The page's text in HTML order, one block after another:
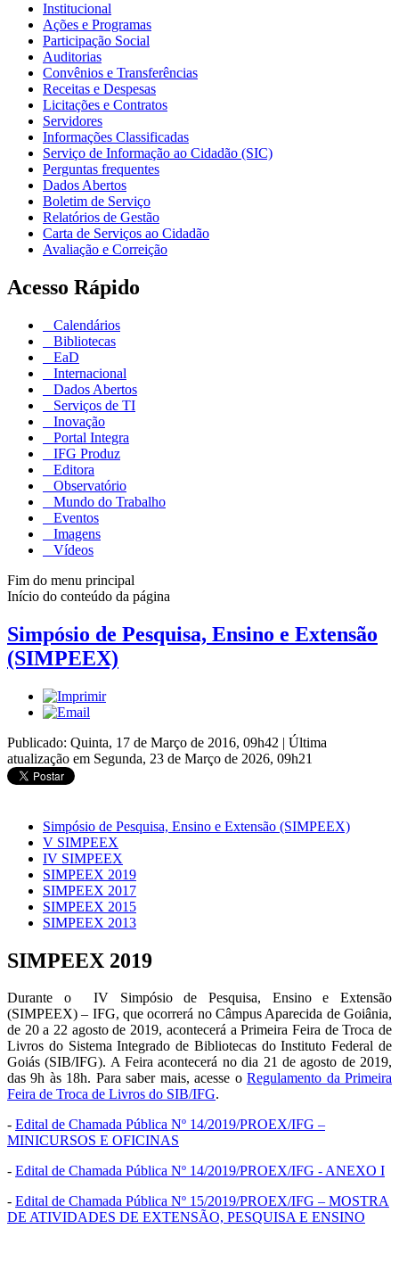
Institucional
Ações e Programas
Participação Social
Auditorias
Convênios e Transferências
Receitas e Despesas
Licitações e Contratos
Servidores
Informações Classificadas
Serviço de Informação ao Cidadão (SIC)
Perguntas frequentes
Dados Abertos
Boletim de Serviço
Relatórios de Gestão
Carta de Serviços ao Cidadão
Avaliação e Correição
Acesso Rápido
Calendários
Bibliotecas
EaD
Internacional
Dados Abertos
Serviços de TI
Inovação
Portal Integra
IFG Produz
Editora
Observatório
Mundo do Trabalho
Eventos
Imagens
Vídeos
Fim do menu principal
Início do conteúdo da página
Simpósio de Pesquisa, Ensino e Extensão
(SIMPEEX)
Publicado: Quinta, 17 de Março de 2016, 09h42 | Última
atualização em Segunda, 23 de Março de 2026, 09h21
Simpósio de Pesquisa, Ensino e Extensão (SIMPEEX)
V SIMPEEX
IV SIMPEEX
SIMPEEX 2019
SIMPEEX 2017
SIMPEEX 2015
SIMPEEX 2013
SIMPEEX 2019
Durante o IV Simpósio de Pesquisa, Ensino e Extensão
(SIMPEEX) – IFG, que ocorrerá no Câmpus Aparecida de Goiânia,
de 20 a 22 agosto de 2019, acontecerá a Primeira Feira de Troca de
Livros do Sistema Integrado de Bibliotecas do Instituto Federal de
Goiás (SIB/IFG). A Feira acontecerá no dia 21 de agosto de 2019,
das 9h às 18h. Para saber mais, acesse oRegulamento da Primeira
Feira de Troca de Livros do SIB/IFG.
- Edital de Chamada Pública Nº 14/2019/PROEX/IFG –
MINICURSOS E OFICINAS
- Edital de Chamada Pública Nº 14/2019/PROEX/IFG - ANEXO I
- Edital de Chamada Pública Nº 15/2019/PROEX/IFG – MOSTRA
DE ATIVIDADES DE EXTENSÃO, PESQUISA E ENSINO